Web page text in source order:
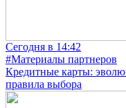
Сегодня в 14:42
#Материалы партнеров
Кредитные карты:
правила выбора